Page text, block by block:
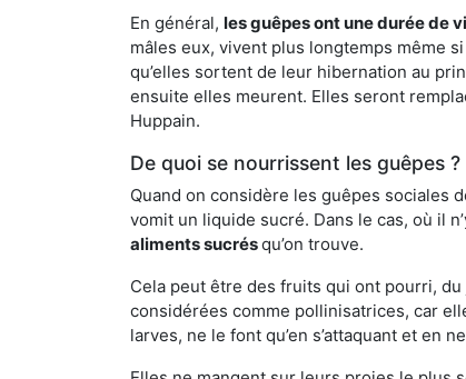
En général, les guêpes ont une durée de
mâles eux, vivent plus longtemps même
qu’elles sortent de leur hibernation au
ensuite elles meurent. Elles seront
Huppain.
De quoi se nourrissent les guêpes ?
Quand on considère les guêpes sociales
vomit un liquide sucré. Dans le cas, où il
aliments sucrésqu’on trouve.
Cela peut être des fruits qui ont pourri,
considérées comme pollinisatrices, car
larves, ne le font qu’en s’attaquant et en